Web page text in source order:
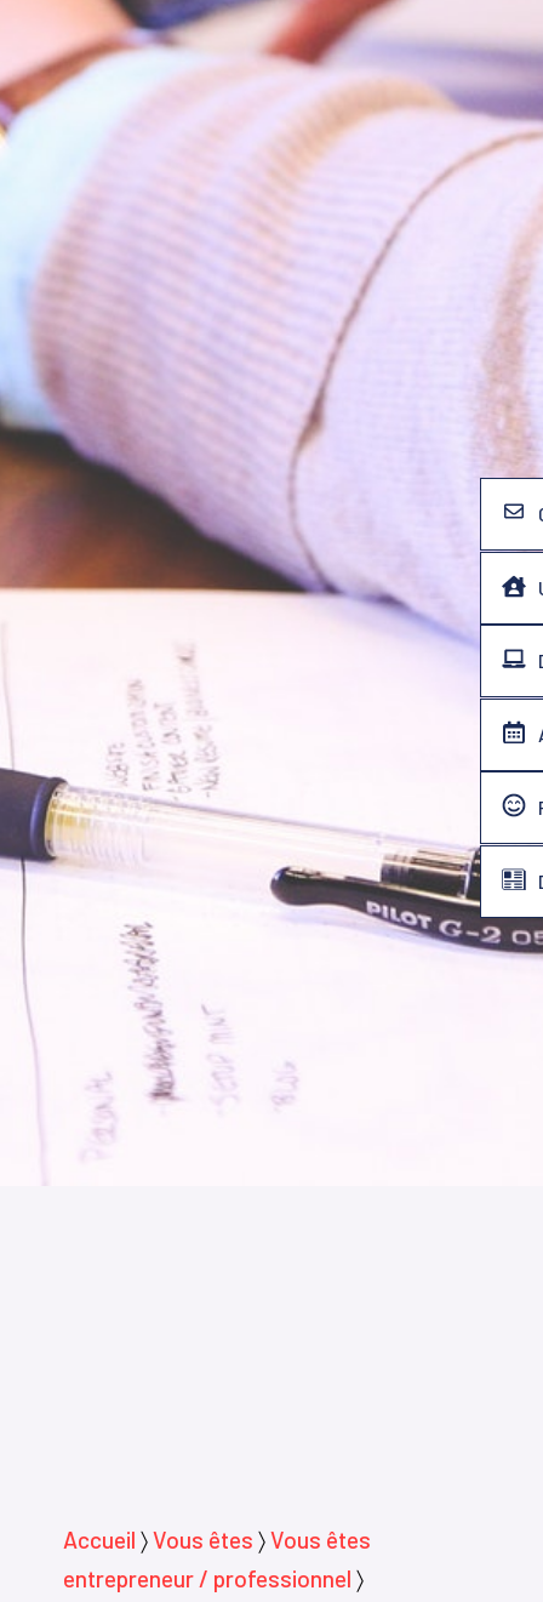
Accueil 〉Vous êtes 〉Vous êtes
entrepreneur / professionnel 〉